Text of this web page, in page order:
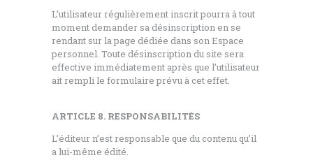
L’utilisateur régulièrement inscrit pourra à tout
moment demander sa désinscription en se
rendant sur la page dédiée dans son Espace
personnel. Toute désinscription du site sera
effective immédiatement après que l’utilisateur
ait rempli le formulaire prévu à cet effet.
ARTICLE 8. RESPONSABILITÉS
L’éditeur n’est responsable que du contenu qu’il
a lui-même édité.